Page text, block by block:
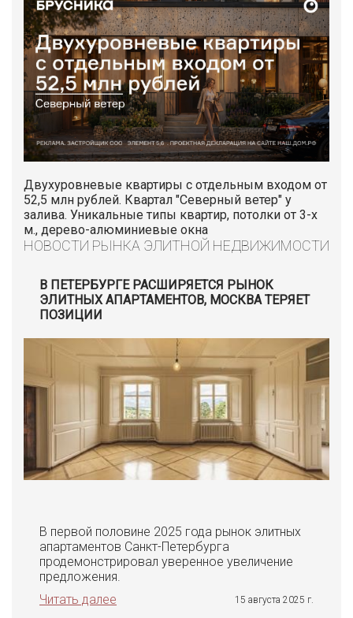
Двухуровневые квартиры с отдельным входом от
52,5 млн рублей. Квартал "Северный ветер" у
залива. Уникальные типы квартир, потолки от 3-х
м., дерево-алюминиевые окна
НОВОСТИ РЫНКА ЭЛИТНОЙ НЕДВИЖИМОСТИ
В ПЕТЕРБУРГЕ РАСШИРЯЕТСЯ РЫНОК
ЭЛИТНЫХ АПАРТАМЕНТОВ, МОСКВА ТЕРЯЕТ
ПОЗИЦИИ
В первой половине 2025 года рынок элитных
апартаментов Санкт-Петербурга
продемонстрировал уверенное увеличение
предложения.
Читать далее
15 августа 2025 г.